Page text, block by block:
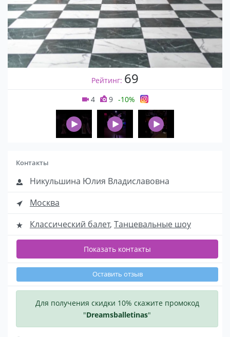
Рейтинг: 69
4 9 -10%
Контакты
Никульшина Юлия Владиславовна
Москва
Классический балет, Танцевальные шоу
Показать контакты
Оставить отзыв
Для получения скидки 10% скажите промокод
"Dreamsballetinas"